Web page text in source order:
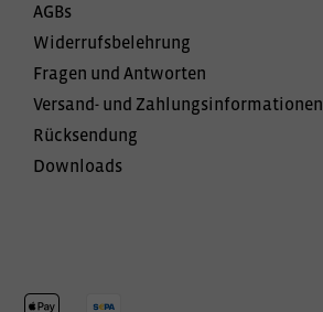
AGBs
Widerrufsbelehrung
Fragen und Antworten
Versand- und Zahlungsinformationen
Rücksendung
Downloads